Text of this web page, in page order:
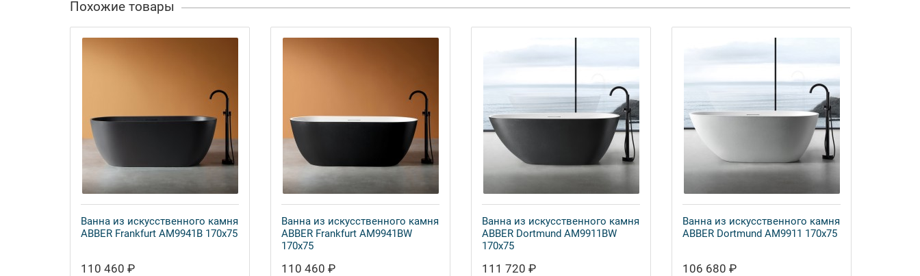
Похожие товары
Ванна из искусственного камня
ABBER Frankfurt AM9941B 170x75
110 460 ₽
Ванна из искусственного камня
ABBER Frankfurt AM9941BW
170x75
110 460 ₽
Ванна из искусственного камня
ABBER Dortmund AM9911BW
170x75
111 720 ₽
Ванна из искусственного камня
ABBER Dortmund AM9911 170x75
106 680 ₽